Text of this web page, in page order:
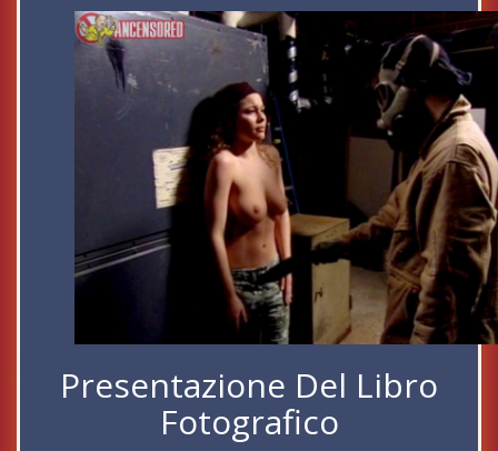
Presentazione Del Libro
Fotografico